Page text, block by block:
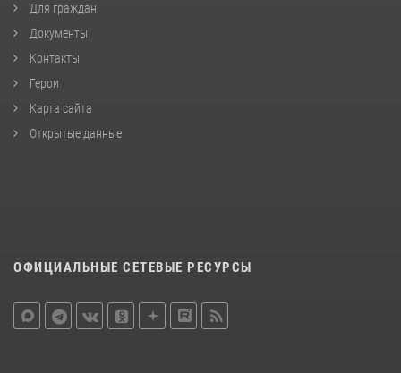
Для граждан
Документы
Контакты
Герои
Карта сайта
Открытые данные
ОФИЦИАЛЬНЫЕ СЕТЕВЫЕ РЕСУРСЫ